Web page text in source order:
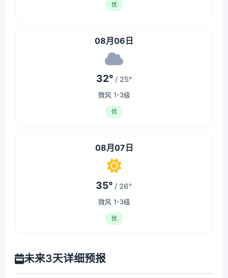
优
08月06日
32° / 25°
微风 1-3级
优
08月07日
35° / 26°
微风 1-3级
优
未来3天详细预报